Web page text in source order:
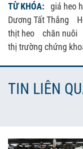
TỪ KHÓA: giá heo
Dương Tất Thắng
thịt heo
chăn nuôi
thị trường chứng
TIN LIÊN